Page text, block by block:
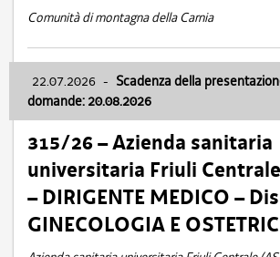
Comunità di montagna della Carnia
22.07.2026 - Scadenza della
domande: 20.08.2026
315/26 – Azienda sanitaria
universitaria Friuli
– DIRIGENTE MEDICO –
GINECOLOGIA E